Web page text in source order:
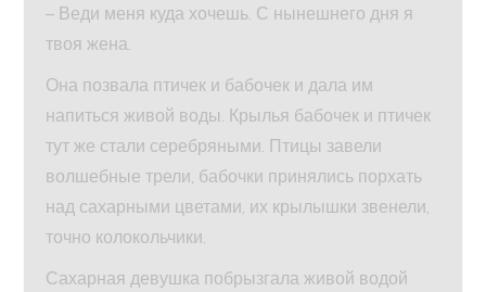
– Веди меня куда хочешь. С нынешнего дня я
твоя жена.
Она позвала птичек и бабочек и дала им
напиться живой воды. Крылья бабочек и птичек
тут же стали серебряными. Птицы завели
волшебные трели, бабочки принялись порхать
над сахарными цветами, их крылышки звенели,
точно колокольчики.
Сахарная девушка побрызгала живой водой